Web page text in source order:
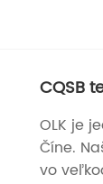
CQSB
OLK je
Číne.
vo